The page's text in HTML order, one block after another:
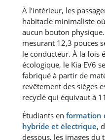
À l’intérieur, les
habitacle minimaliste
aucun bouton
mesurant 12,3 pouces
le conducteur. À la fois
écologique, le Kia EV6
fabriqué à partir de
revêtement des sièges
recyclé qui équivaut à
Étudiants en formation
hybride et électrique,
dessous, les images du